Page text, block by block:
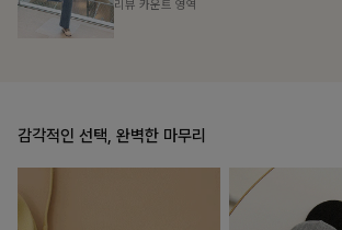
감각적인 선택, 완벽한 마무리